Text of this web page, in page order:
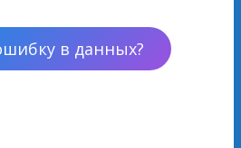
в данных?